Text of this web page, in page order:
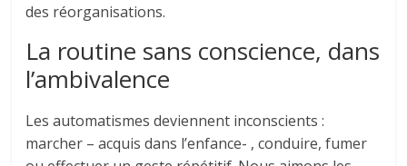
des réorganisations.
La routine sans conscience, dans
l’ambivalence
Les automatismes deviennent inconscients :
marcher – acquis dans l’enfance- , conduire, fumer